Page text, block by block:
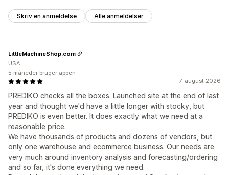
Skriv en anmeldelse Alle anmeldelser
7. august 2026
PREDIKO checks all the boxes. Launched site at the end of last
year and thought we'd have a little longer with stocky, but
PREDIKO is even better. It does exactly what we need at a
reasonable price.
We have thousands of products and dozens of vendors, but
only one warehouse and ecommerce business. Our needs are
very much around inventory analysis and forecasting/ordering
and so far, it's done everything we need.
LittleMachineShop.com
USA
5 måneder bruger appen